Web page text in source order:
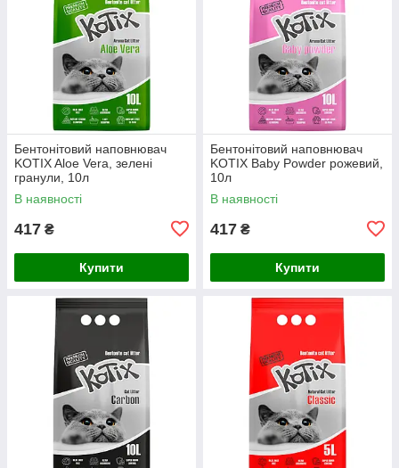
Бентонітовий наповнювач
KOTIX Aloe Vera, зелені
гранули, 10л
В наявності
417 ₴
Купити
Бентонітовий наповнювач
KOTIX Baby Powder рожевий,
10л
В наявності
417 ₴
Купити